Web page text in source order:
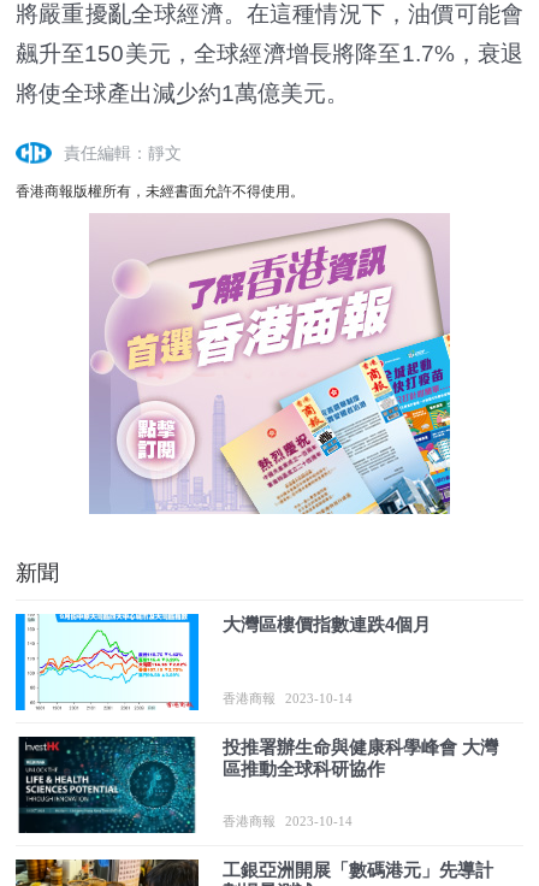
將嚴重擾亂全球經濟。在這種情況下，油價可能會
飆升至150美元，全球經濟增長將降至1.7%，衰退
將使全球產出減少約1萬億美元。
責任編輯：靜文
香港商報版權所有，未經書面允許不得使用。
新聞
大灣區樓價指數連跌4個月
香港商報 2023-10-14
投推署辦生命與健康科學峰會 大灣
區推動全球科研協作
香港商報 2023-10-14
工銀亞洲開展「數碼港元」先導計